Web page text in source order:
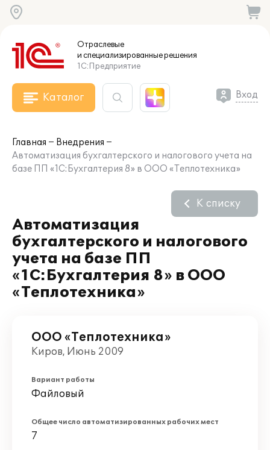
Отраслевые
и специализированныерешения
1С:Предприятие
Каталог Вход
Главная
Внедрения
Автоматизация бухгалтерского и налогового учета на
базе ПП «1С:Бухгалтерия 8» в ООО «Теплотехника»
Автоматизация
бухгалтерского и налогового
учета на базе ПП
«1С:Бухгалтерия 8» в ООО
«Теплотехника»
К списку
ООО «Теплотехника»
Киров, Июнь 2009
Вариант работы
Файловый
Общее число автоматизированных рабочих мест
7